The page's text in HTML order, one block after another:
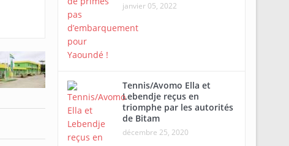
janvier 05, 2022
Tennis/Avomo Ella et
Lebendje reçus en
triomphe par les autorités
de Bitam
décembre 25, 2020